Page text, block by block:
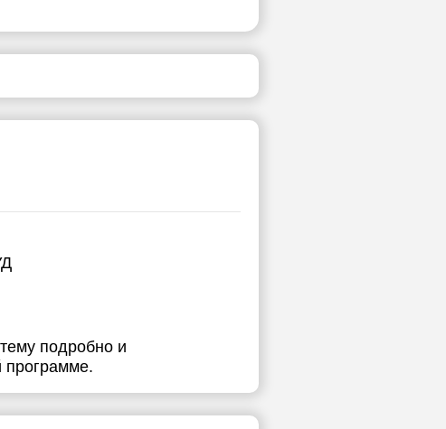
подробно и
программе.
14
15
свободных
свободных